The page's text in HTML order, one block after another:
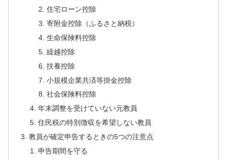
住宅ローン控除
寄附金控除（ふるさと納税）
生命保険料控除
繰越控除
扶養控除
小規模企業共済等掛金控除
社会保険料控除
年末調整を受けていない元教員
住民税の特別徴収を希望しない教員
教員が確定申告するときの5つの注意点
申告期間を守る